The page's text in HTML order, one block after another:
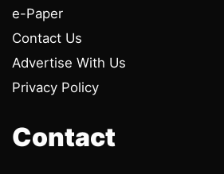
e-Paper
Contact Us
Advertise With Us
Privacy Policy
Contact